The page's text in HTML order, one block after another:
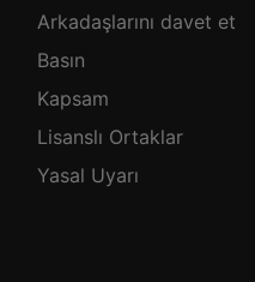
Arkadaşlarını davet et
Basın
Kapsam
Lisanslı Ortaklar
Yasal Uyarı